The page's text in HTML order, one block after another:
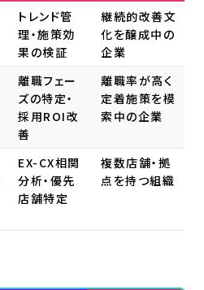
トレンド管
理・施策効
果の検証
継続的改善文
化を醸成中の
企業
離職フェー
ズの特定・
採用ROI改
善
離職率が高く
定着施策を模
索中の企業
EX-CX相関
分析・優先
店舗特定
複数店舗・拠
点を持つ組織